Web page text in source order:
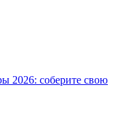
2026: соберите свою